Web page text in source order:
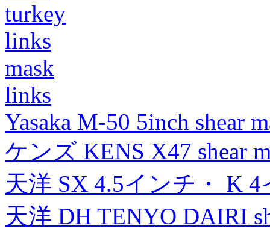
turkey
links
mask
links
Yasaka M-50 5inch shear
ケンズ KENS X47 shear
天洋 SX 4.5インチ・ K
天洋 DH TENYO DAIRI